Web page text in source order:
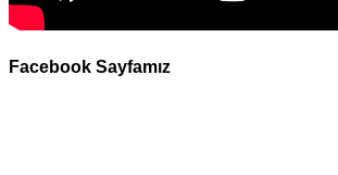
Facebook Sayfamız